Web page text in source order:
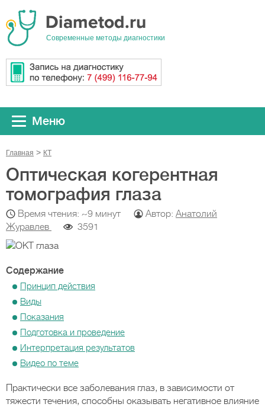
Cовременные методы диагностики
Меню
Главная КТ
Оптическая когерентная
томография глаза
Время чтения: ~9 минут Автор: Анатолий
Журавлев
3591
Содержание
Принцип действия
Виды
Показания
Подготовка и проведение
Интерпретация результатов
Видео по теме
Практически все заболевания глаз, в зависимости от
тяжести течения, способны оказывать негативное влияние